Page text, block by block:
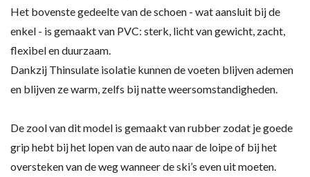
Het bovenste gedeelte van de schoen - wat aansluit bij de
enkel - is gemaakt van PVC: sterk, licht van gewicht, zacht,
flexibel en duurzaam.
Dankzij Thinsulate isolatie kunnen de voeten blijven ademen
en blijven ze warm, zelfs bij natte weersomstandigheden.
De zool van dit model is gemaakt van rubber zodat je goede
grip hebt bij het lopen van de auto naar de loipe of bij het
oversteken van de weg wanneer de ski’s even uit moeten.